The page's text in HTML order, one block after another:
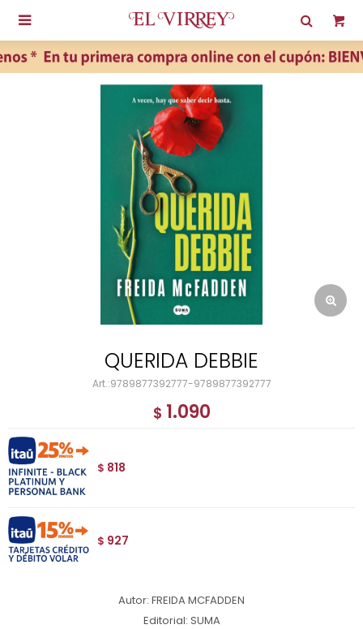

QUERIDA DEBBIE
9789877392777-9789877392777
$ 1.090
$ 818
$ 927
Autor: FREIDA MCFADDEN
Editorial: SUMA